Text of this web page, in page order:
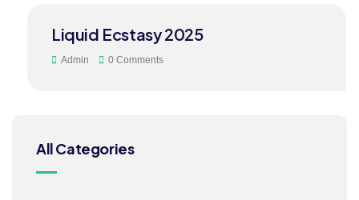
26Liquid Ecstasy 2025
Admin 0 Comments
All Categories